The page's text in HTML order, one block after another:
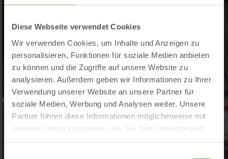
Diese Webseite verwendet Cookies
Wir verwenden Cookies, um Inhalte und Anzeigen zu
personalisieren, Funktionen für soziale Medien anbieten
zu können und die Zugriffe auf unsere Website zu
analysieren. Außerdem geben wir Informationen zu Ihrer
Verwendung unserer Website an unsere Partner für
soziale Medien, Werbung und Analysen weiter. Unsere
Partner führen diese Informationen möglicherweise mit
weiteren Daten zusammen, die Sie ihnen bereitgestellt